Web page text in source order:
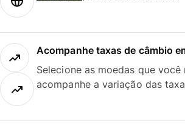
Acompanhe taxas de câmbio
Selecione as moedas que você
acompanhe a variação das